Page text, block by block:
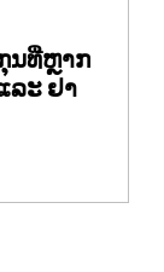
ນທີ່ຫຼາກ
ລະ ຢາ